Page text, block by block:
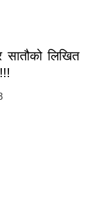
लिखित